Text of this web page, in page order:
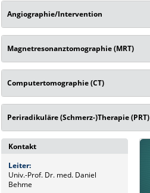
Angiographie/Intervention
Magnetresonanztomographie (MRT)
Computertomographie (CT)
Periradikuläre (Schmerz-)Therapie (PRT)
Kontakt
Leiter:
Univ.-Prof. Dr. med. Daniel
Behme